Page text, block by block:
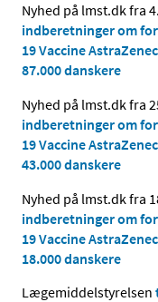
Nyhed på lmst.dk fra
indberetninger om
19 Vaccine
87.000 danskere
Nyhed på lmst.dk fra
indberetninger om
19 Vaccine
43.000 danskere
Nyhed på lmst.dk fra
indberetninger om
19 Vaccine
18.000 danskere
Lægemiddelstyrelsen